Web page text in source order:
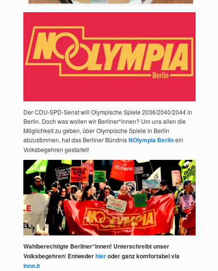
Der CDU-SPD-Senat will Olympische Spiele 2036/2040/2044 in
Berlin. Doch was wollen wir Berliner*innen? Um uns allen die
Möglichkeit zu geben, über Olympische Spiele in Berlin
abzustimmen, hat das Berliner BündnisNOlympia Berlinein
Volksbegehren gestartet!
Wahlberechtigte Berliner*innen! Unterschreibt unser
Volksbegehren! Entwederhieroder ganz komfortabel via
Innn.it